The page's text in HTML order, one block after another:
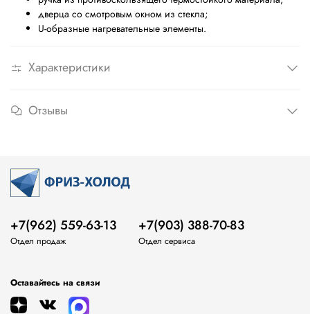
дверца со смотровым окном из стекла;
U-образные нагревательные элементы.
Характеристики
Отзывы
+7(962) 559-63-13
Отдел продаж
+7(903) 388-70-83
Отдел сервиса
Оставайтесь на связи